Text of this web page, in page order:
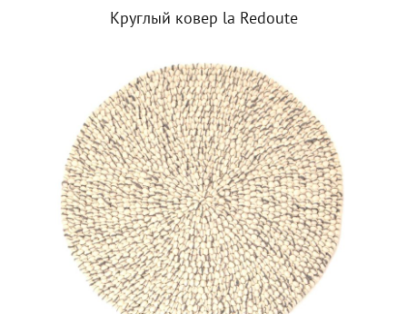
Круглый ковер la Redoute